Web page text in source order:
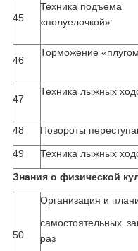
45
Техника подъема
«полуелочкой»
46
Торможение
47
Техника лыжных
48 Повороты
49 Техника лыжных
Знания о физической
50
Организация и
самостоятельных
раз